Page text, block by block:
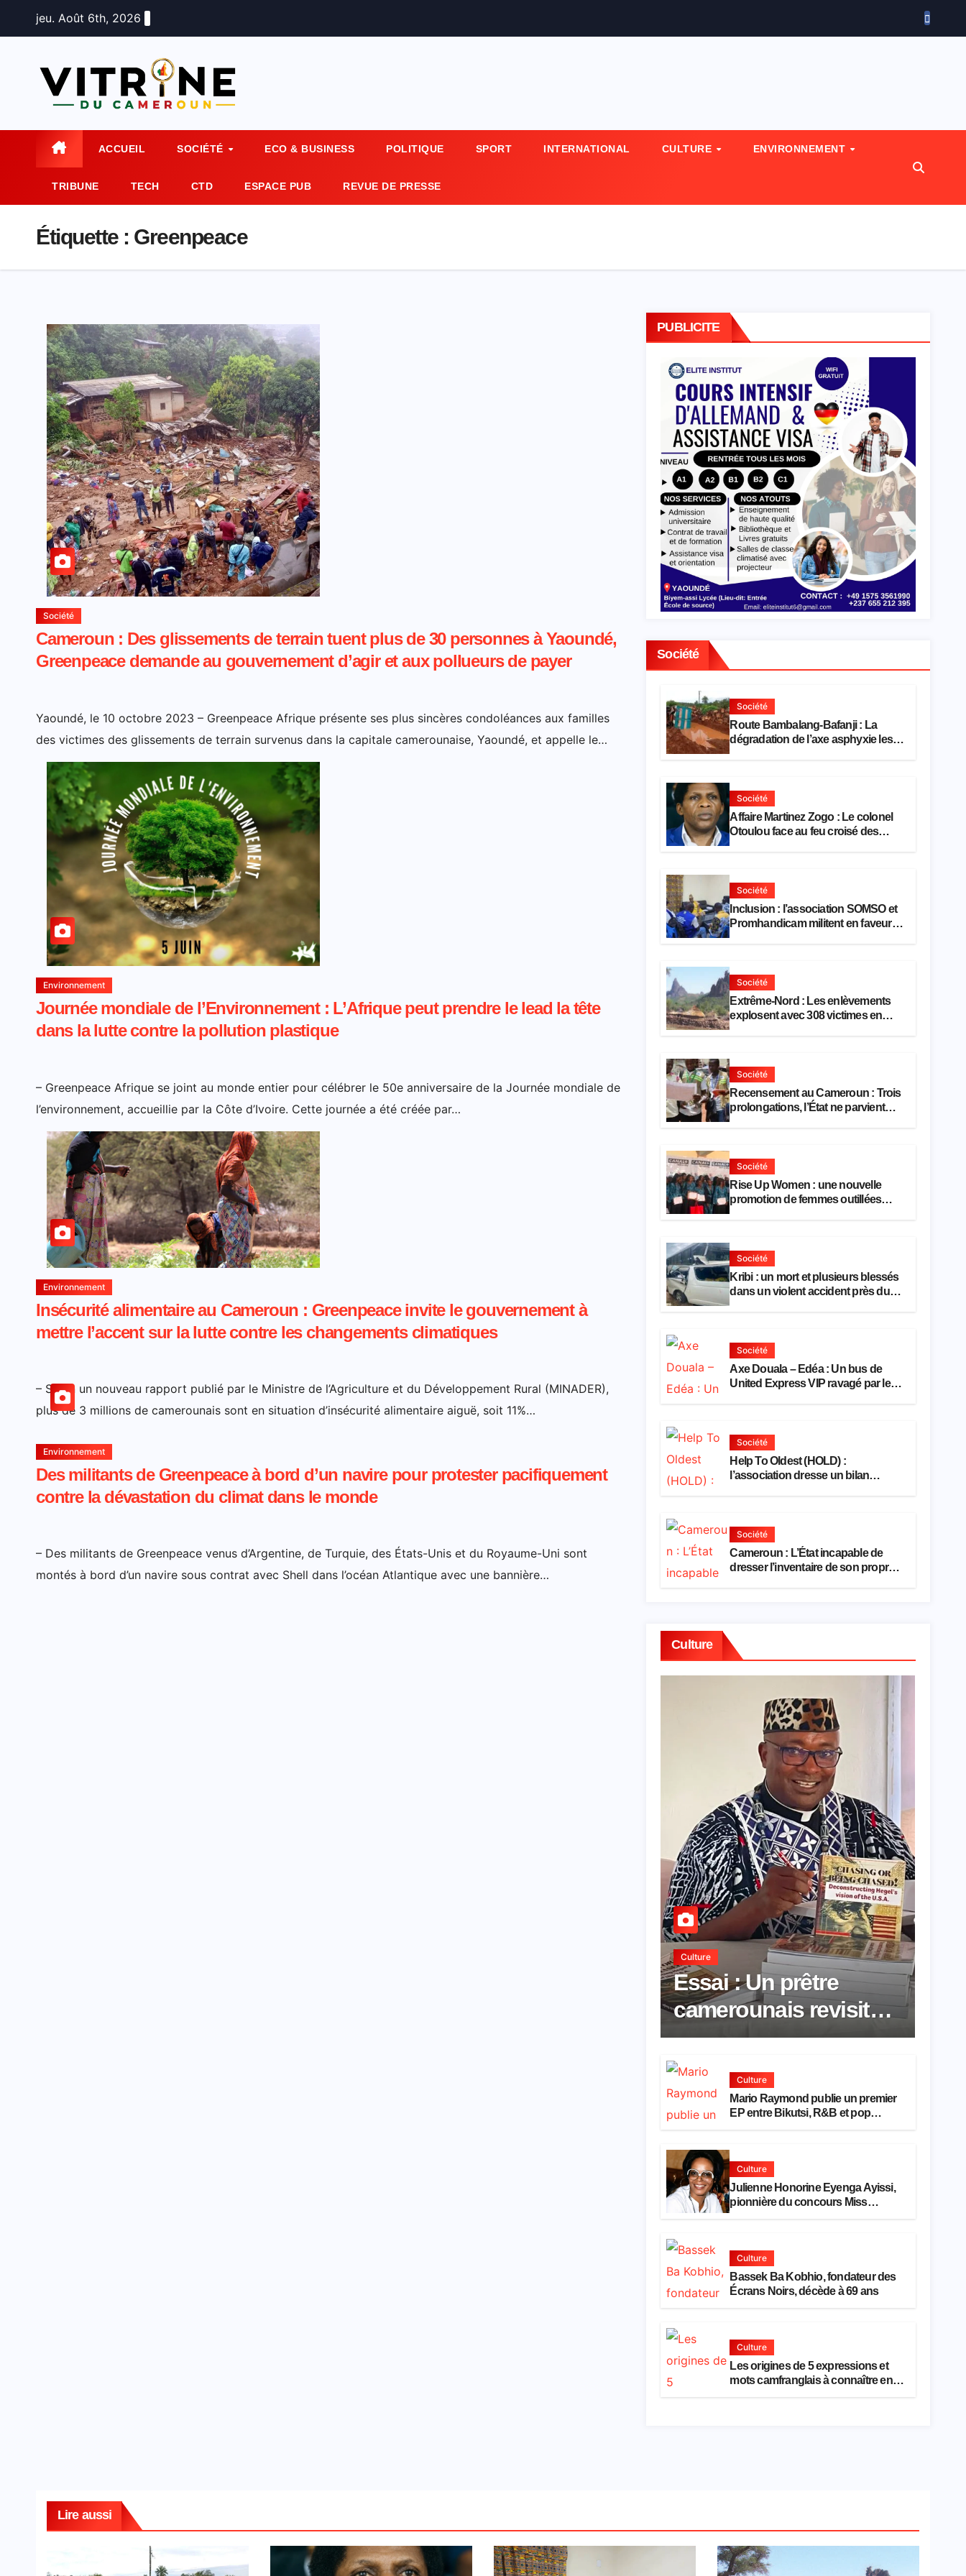
jeu. Août 6th, 2026
ACCUEIL SOCIÉTÉ ECO & BUSINESS POLITIQUE SPORT INTERNATIONAL CULTURE ENVIRONNEMENT
TRIBUNE TECH CTD ESPACE PUB REVUE DE PRESSE
Étiquette : Greenpeace
Société
Cameroun : Des glissements de terrain tuent plus de 30 personnes à Yaoundé,
Greenpeace demande au gouvernement d’agir et aux pollueurs de payer
Yaoundé, le 10 octobre 2023 – Greenpeace Afrique présente ses plus sincères condoléances aux familles
des victimes des glissements de terrain survenus dans la capitale camerounaise, Yaoundé, et appelle le…
Environnement
Journée mondiale de l’Environnement : L’Afrique peut prendre le lead la tête
dans la lutte contre la pollution plastique
– Greenpeace Afrique se joint au monde entier pour célébrer le 50e anniversaire de la Journée mondiale de
l’environnement, accueillie par la Côte d’Ivoire. Cette journée a été créée par…
Environnement
Insécurité alimentaire au Cameroun : Greenpeace invite le gouvernement à
mettre l’accent sur la lutte contre les changements climatiques
– Selon un nouveau rapport publié par le Ministre de l’Agriculture et du Développement Rural (MINADER),
plus de 3 millions de camerounais sont en situation d’insécurité alimentaire aiguë, soit 11%…
Environnement
Des militants de Greenpeace à bord d’un navire pour protester pacifiquement
contre la dévastation du climat dans le monde
– Des militants de Greenpeace venus d’Argentine, de Turquie, des États-Unis et du Royaume-Uni sont
montés à bord d’un navire sous contrat avec Shell dans l’océan Atlantique avec une bannière…
PUBLICITE
Société
Société
Route Bambalang-Bafanji : La
dégradation de l’axe asphyxie les
Société
Affaire Martinez Zogo : Le colonel
Otoulou face au feu croisé des
Société
Inclusion : l’association SOMSO et
Promhandicam militent en faveur
Société
Extrême-Nord : Les enlèvements
explosent avec 308 victimes en
Société
Recensement au Cameroun : Trois
prolongations, l’État ne parvient
Société
Rise Up Women : une nouvelle
promotion de femmes outillées
Société
Kribi : un mort et plusieurs blessés
dans un violent accident près du
Société
Axe Douala – Edéa : Un bus de
United Express VIP ravagé par les
Société
Help To Oldest (HOLD) :
l’association dresse un bilan
Société
Cameroun : L’État incapable de
dresser l’inventaire de son propre
Culture
Culture
Essai : Un prêtre
camerounais revisite
la pensée de Hegel à
travers le rêve
américain
Culture
Mario Raymond publie un premier
EP entre Bikutsi, R&B et pop
Culture
Julienne Honorine Eyenga Ayissi,
pionnière du concours Miss
Culture
Bassek Ba Kobhio, fondateur des
Écrans Noirs, décède à 69 ans
Culture
Les origines de 5 expressions et
mots camfranglais à connaître en
Lire aussi